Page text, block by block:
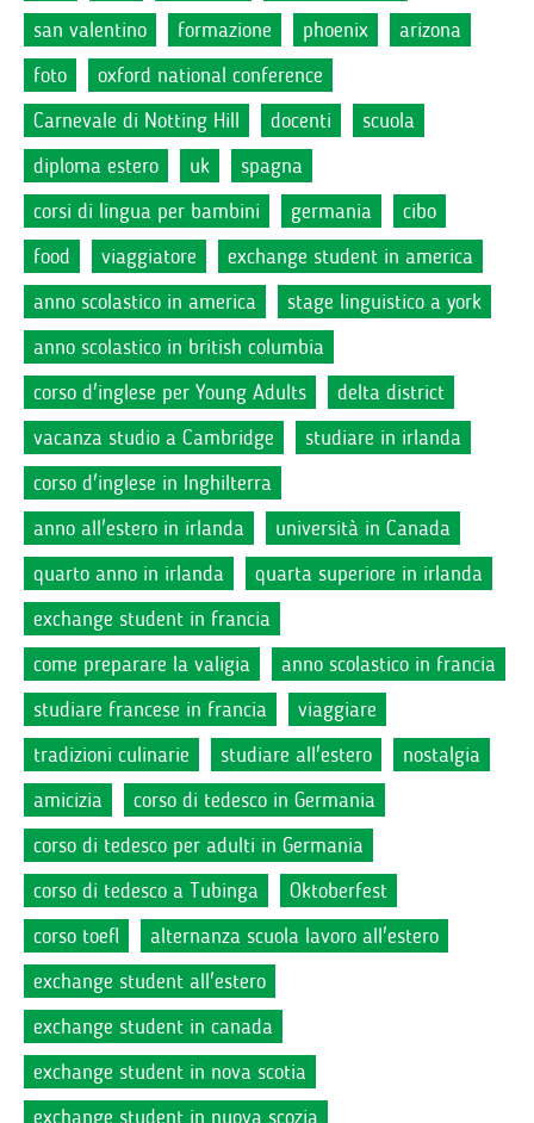
san valentino
formazione phoenix
arizona
foto
oxford national conference
Carnevale di Notting Hill
docenti
scuola
diploma estero
uk
spagna
corsi di lingua per bambini
germania
cibo
food
viaggiatore
exchange student in america
anno scolastico in america
stage linguistico a york
anno scolastico in british columbia
corso d'inglese per Young Adults
delta district
vacanza studio a Cambridge
studiare in irlanda
corso d'inglese in Inghilterra
anno all'estero in irlanda
università in Canada
quarto anno in irlanda
quarta superiore in irlanda
exchange student in francia
come preparare la valigia
anno scolastico in francia
studiare francese in francia
viaggiare
tradizioni culinarie
studiare all'estero
nostalgia
amicizia
corso di tedesco in Germania
corso di tedesco per adulti in Germania
corso di tedesco a Tubinga
Oktoberfest
corso toefl
alternanza scuola lavoro all'estero
exchange student all'estero
exchange student in canada
exchange student in nova scotia
exchange student in nuova scozia